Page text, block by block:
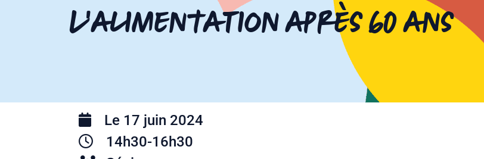
L’alimentation après 60 ans
Le 17 juin 2024
14h30-16h30